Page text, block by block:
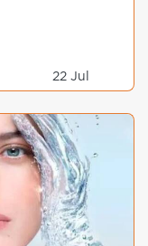
22 Jul